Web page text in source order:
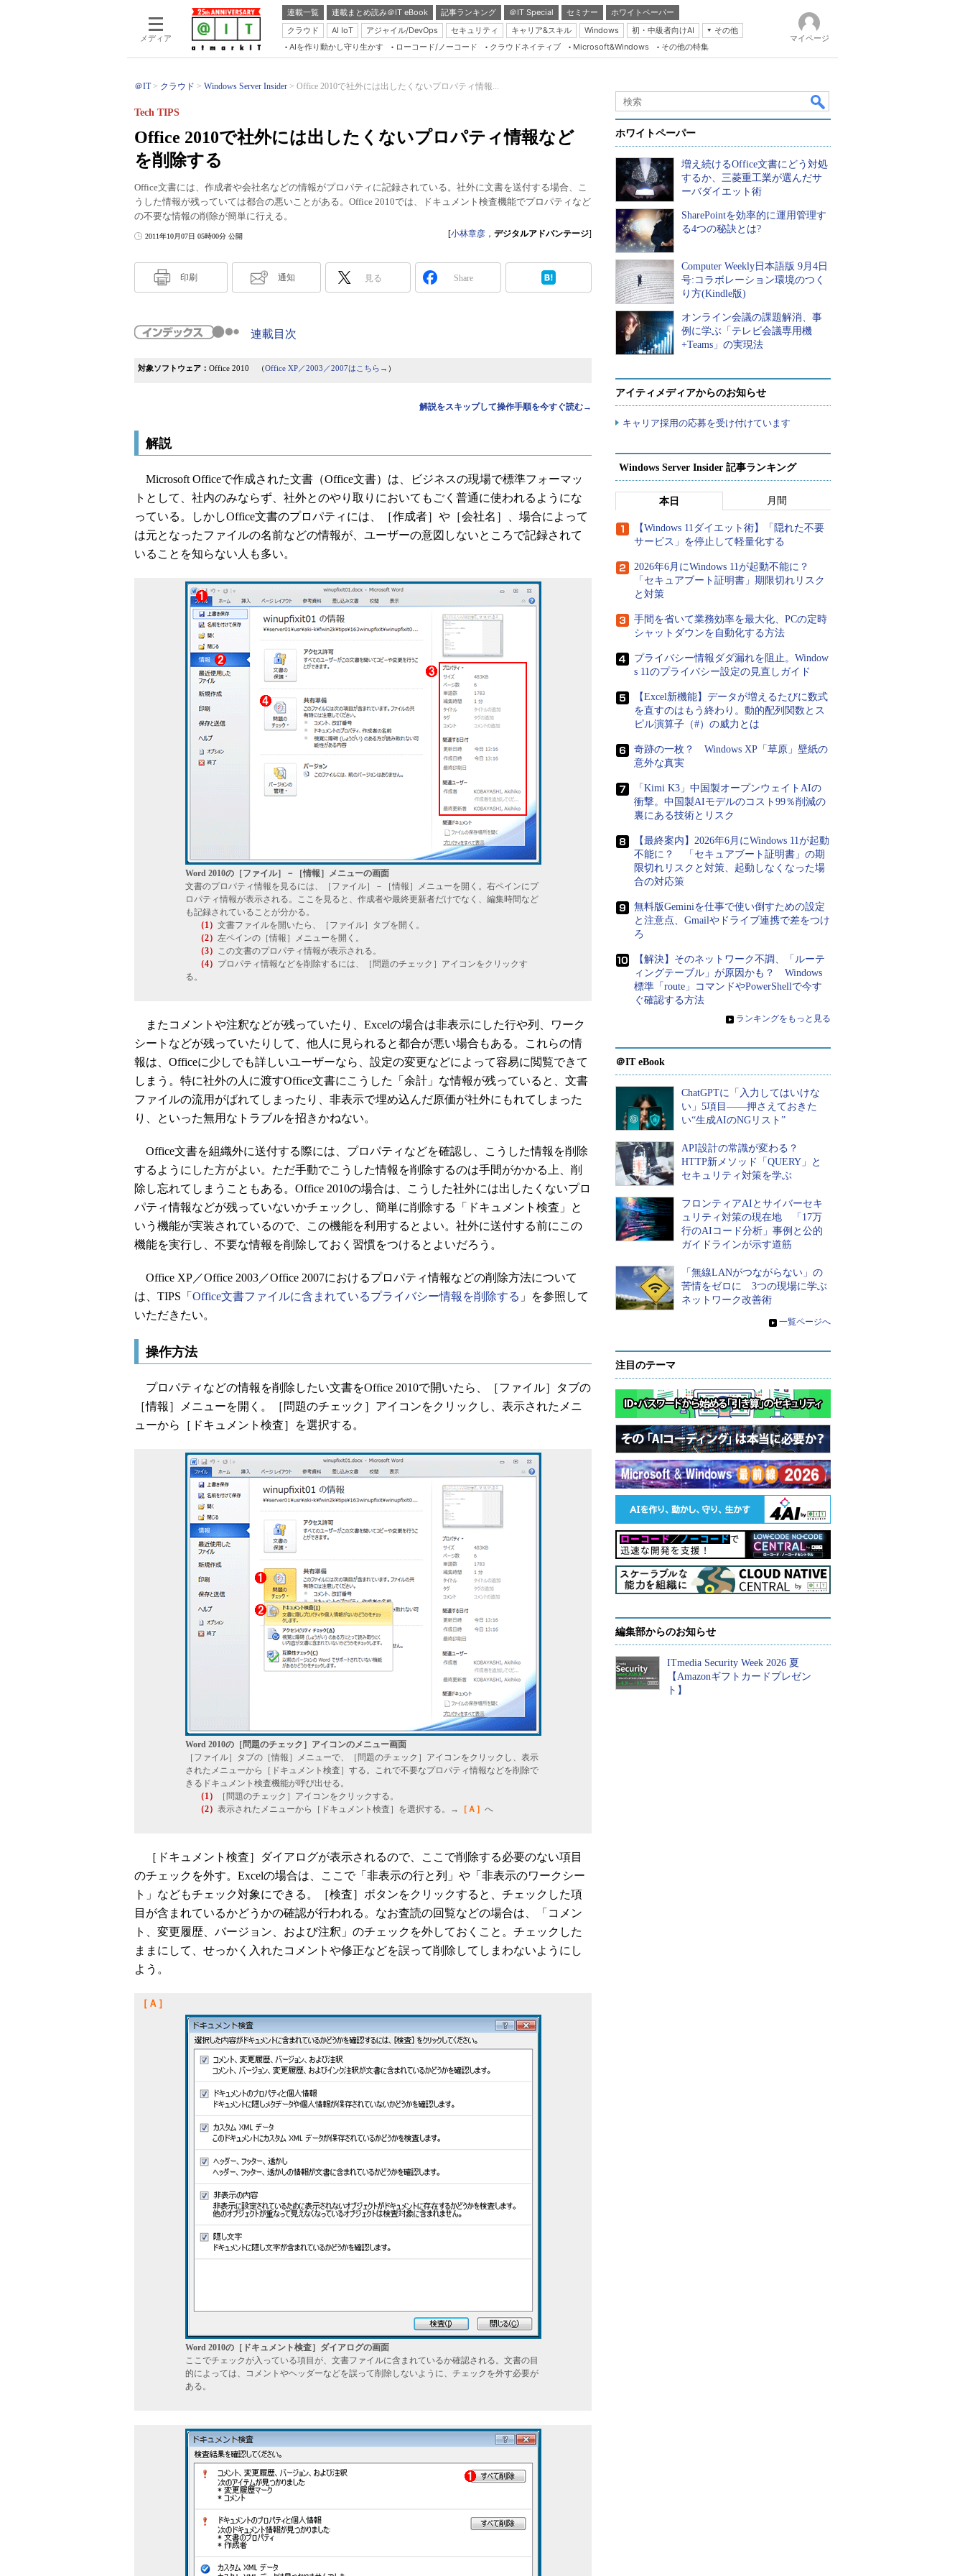
メディア
連載一覧 連載まとめ読み＠IT eBook 記事ランキング ＠IT Special セミナー
ホワイトペーパー
クラウド
AI IoT アジャイル/DevOps セキュリティ キャリア&スキル Windows 初・中級者向けAI
その他
Server & Storage
Java Agile
Database Expert
Linux ＆ OSS
Master of IP Network
Security & Trust
Test & Tools
AIを作り動かし守り生かす ローコード/ノーコード クラウドネイティブ Microsoft&Windows その他の特集
マイページ
＠IT クラウド Windows Server Insider Office 2010で社外には出したくないプロパティ情報...
Office 2010で社外には出したくないプロパティ情報など
を削除する
Tech TIPS
Office文書には、作成者や会社名などの情報がプロパティに記録されている。社外に文書を送付する場合、こ
うした情報が残っていては都合の悪いことがある。Office 2010では、ドキュメント検査機能でプロパティなど
の不要な情報の削除が簡単に行える。
2011年10月07日 05時00分 公開 [小林章彦 ， デジタルアドバンテージ]
印刷 通知 見る Share
連載目次
対象ソフトウェア： Office 2010 （Office XP／2003／2007はこちら→ ）
解説をスキップして操作手順を今すぐ読む→
解説
Microsoft Officeで作成された文書（Office文書）は、ビジネスの現場で標準フォーマッ
トとして、社内のみならず、社外とのやり取りにおいてもごく普通に使われるようにな
っている。しかしOffice文書のプロパティには、［作成者］や［会社名］、場合によって
は元となったファイルの名前などの情報が、ユーザーの意図しないところで記録されて
いることを知らない人も多い。
Word 2010の［ファイル］－［情報］メニューの画面
文書のプロパティ情報を見るには、［ファイル］－［情報］メニューを開く。右ペインにプ
ロパティ情報が表示される。ここを見ると、作成者や最終更新者だけでなく、編集時間など
も記録されていることが分かる。
（1） 文書ファイルを開いたら、［ファイル］タブを開く。
（2） 左ペインの［情報］メニューを開く。
（3） この文書のプロパティ情報が表示される。
（4） プロパティ情報などを削除するには、［問題のチェック］アイコンをクリックす
る。
またコメントや注釈などが残っていたり、Excelの場合は非表示にした行や列、ワーク
シートなどが残っていたりして、他人に見られると都合が悪い場合もある。これらの情
報は、Officeに少しでも詳しいユーザーなら、設定の変更などによって容易に閲覧できて
しまう。特に社外の人に渡すOffice文書にこうした「余計」な情報が残っていると、文書
ファイルの流用がばれてしまったり、非表示で埋め込んだ原価が社外にもれてしまった
り、といった無用なトラブルを招きかねない。
Office文書を組織外に送付する際には、プロパティなどを確認し、こうした情報を削除
するようにした方がよい。ただ手動でこうした情報を削除するのは手間がかかる上、削
除し忘れてしまうこともある。Office 2010の場合は、こうした社外には出したくないプロ
パティ情報などが残っていないかチェックし、簡単に削除する「ドキュメント検査」と
いう機能が実装されているので、この機能を利用するとよい。社外に送付する前にこの
機能を実行し、不要な情報を削除しておく習慣をつけるとよいだろう。
Office XP／Office 2003／Office 2007におけるプロパティ情報などの削除方法について
は、TIPS「 Office文書ファイルに含まれているプライバシー情報を削除する 」を参照して
いただきたい。
操作方法
プロパティなどの情報を削除したい文書をOffice 2010で開いたら、［ファイル］タブの
［情報］メニューを開く。［問題のチェック］アイコンをクリックし、表示されたメニ
ューから［ドキュメント検査］を選択する。
Word 2010の［問題のチェック］アイコンのメニュー画面
［ファイル］タブの［情報］メニューで、［問題のチェック］アイコンをクリックし、表示
されたメニューから［ドキュメント検査］する。これで不要なプロパティ情報などを削除で
きるドキュメント検査機能が呼び出せる。
（1）
［問題のチェック］アイコンをクリックする。
（2） 表示されたメニューから［ドキュメント検査］を選択する。→ ［Ａ］ へ
［ドキュメント検査］ダイアログが表示されるので、ここで削除する必要のない項目
のチェックを外す。Excelの場合は、ここで「非表示の行と列」や「非表示のワークシー
ト」などもチェック対象にできる。［検査］ボタンをクリックすると、チェックした項
目が含まれているかどうかの確認が行われる。なお査読の回覧などの場合は、「コメン
ト、変更履歴、バージョン、および注釈」のチェックを外しておくこと。チェックした
ままにして、せっかく入れたコメントや修正などを誤って削除してしまわないようにし
よう。
［Ａ］
Word 2010の［ドキュメント検査］ダイアログの画面
ここでチェックが入っている項目が、文書ファイルに含まれているか確認される。文書の目
的によっては、コメントやヘッダーなどを誤って削除しないように、チェックを外す必要が
ある。
ホワイトペーパー
増え続けるOffice文書にどう対処
するか、三菱重工業が選んだサ
ーバダイエット術
SharePointを効率的に運用管理す
る4つの秘訣とは?
Computer Weekly日本語版 9月4日
号:コラボレーション環境のつく
り方(Kindle版)
オンライン会議の課題解消、事
例に学ぶ「テレビ会議専用機
+Teams」の実現法
アイティメディアからのお知らせ
キャリア採用の応募を受け付けています
Windows Server Insider 記事ランキング
本日 月間
【Windows 11ダイエット術】「隠れた不要
サービス」を停止して軽量化する
2026年6月にWindows 11が起動不能に？
「セキュアブート証明書」期限切れリスク
と対策
手間を省いて業務効率を最大化、PCの定時
シャットダウンを自動化する方法
プライバシー情報ダダ漏れを阻止。Window
s 11のプライバシー設定の見直しガイド
【Excel新機能】データが増えるたびに数式
を直すのはもう終わり。動的配列関数とス
ピル演算子（#）の威力とは
奇跡の一枚？ Windows XP「草原」壁紙の
意外な真実
「Kimi K3」中国製オープンウェイトAIの
衝撃。中国製AIモデルのコスト99％削減の
裏にある技術とリスク
【最終案内】2026年6月にWindows 11が起動
不能に？ 「セキュアブート証明書」の期
限切れリスクと対策、起動しなくなった場
合の対応策
無料版Geminiを仕事で使い倒すための設定
と注意点、Gmailやドライブ連携で差をつけ
ろ
【解決】そのネットワーク不調、「ルーテ
ィングテーブル」が原因かも？ Windows
標準「route」コマンドやPowerShellで今す
ぐ確認する方法
» ランキングをもっと見る
＠IT eBook
ChatGPTに「入力してはいけな
い」5項目――押さえておきた
い“生成AIのNGリスト”
API設計の常識が変わる？
HTTP新メソッド「QUERY」と
セキュリティ対策を学ぶ
フロンティアAIとサイバーセキ
ュリティ対策の現在地 「17万
行のAIコード分析」事例と公的
ガイドラインが示す道筋
「無線LANがつながらない」の
苦情をゼロに 3つの現場に学ぶ
ネットワーク改善術
» 一覧ページへ
注目のテーマ
編集部からのお知らせ
ITmedia Security Week 2026 夏
【Amazonギフトカードプレゼン
ト】